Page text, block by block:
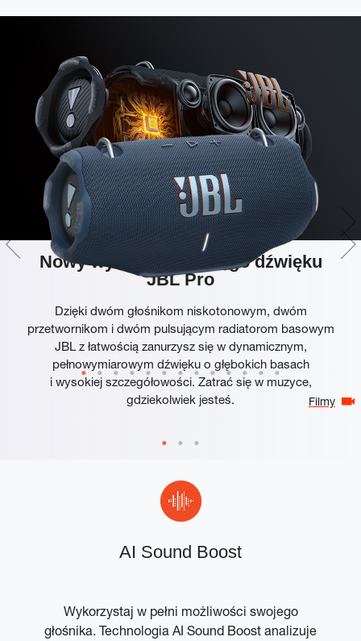
Filmy
Nowy wymiar donośnego dźwięku
JBL Pro
Dzięki dwóm głośnikom niskotonowym, dwóm
przetwornikom i dwóm pulsującym radiatorom basowym
JBL z łatwością zanurzysz się w dynamicznym,
pełnowymiarowym dźwięku o głębokich basach
i wysokiej szczegółowości. Zatrać się w muzyce,
gdziekolwiek jesteś.
AI Sound Boost
Wykorzystaj w pełni możliwości swojego
głośnika. Technologia AI Sound Boost analizuje